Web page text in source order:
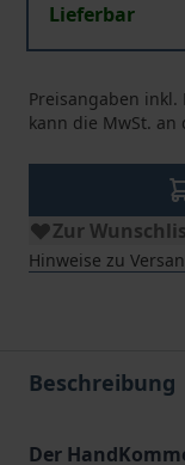
Lieferbar
Preisangaben inkl.
kann die MwSt. an
Zur
Hinweise zu
Beschreibung
Der